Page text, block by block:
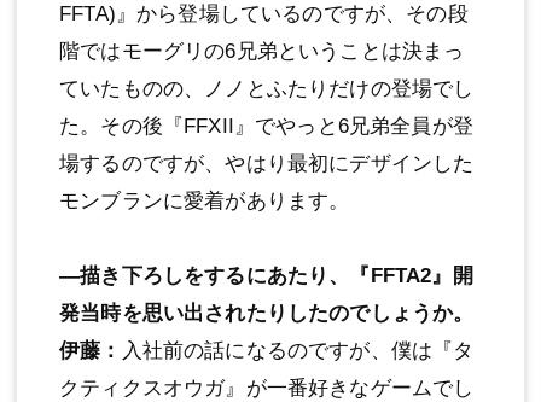
FFTA)』から登場しているのですが、その段
階ではモーグリの6兄弟ということは決まっ
ていたものの、ノノとふたりだけの登場でし
た。その後『FFXII』でやっと6兄弟全員が登
場するのですが、やはり最初にデザインした
モンブランに愛着があります。
―描き下ろしをするにあたり、『FFTA2』開
発当時を思い出されたりしたのでしょうか。
伊藤： 入社前の話になるのですが、僕は『タ
クティクスオウガ』が一番好きなゲームでし